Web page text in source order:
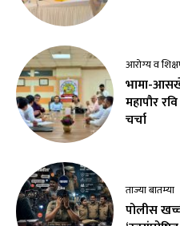
आरोग्य व
भामा-
महापौर
चर्चा
ताज्या बातम्या
पोलीस